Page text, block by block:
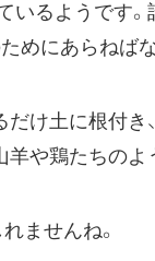
るようです
めにあらねば
け土に根付き
羊や鶏たちの
ませんね。